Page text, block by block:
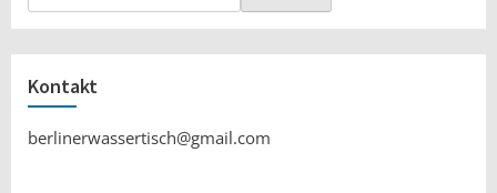
nach:
Kontakt
berlinerwassertisch@gmail.com